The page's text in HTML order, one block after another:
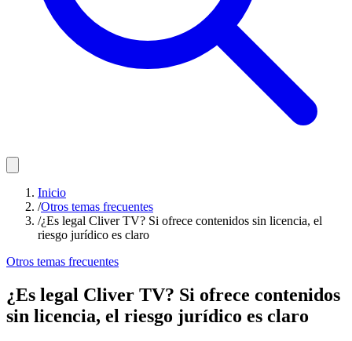
Inicio
/Otros temas frecuentes
/¿Es legal Cliver TV? Si ofrece contenidos sin licencia, el
riesgo jurídico es claro
Otros temas frecuentes
¿Es legal Cliver TV? Si ofrece contenidos
sin licencia, el riesgo jurídico es claro